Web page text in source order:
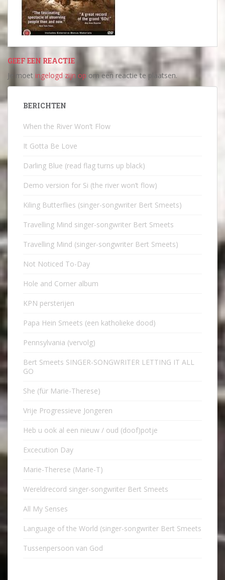
GEEF EEN REACTIE
Je moet ingelogd zijn op om een reactie te plaatsen.
BERICHTEN
When the River Won’t Flow
It Gotta Be Love
Darling Blue (read flag turns up black)
Demo version for Si (the river won’t flow)
Kiling Butterflies (singer-songwriter Bert Smeets)
Travelling Mind singer-songwriter Bert Smeets
Travelling Mind (singer-songwriter Bert Smeets)
Not Noticed To-Day
Hole and Corner album
KPN persterijen
Papa Hein Smeets (een katholieke dood)
Pennsylvania (vervolg)
Bert Smeets SINGER-SONGWRITER LETTING IT ALL
GO
She (für Marie-Therese)
Vrije Progressieve Jongeren
Heb u ook al een nieuw / oud (doof)potje
Excecution Day
Marie-Therese (Marie-T)
Wereldrecord singer-songwriter Bert Smeets
All My Senses
Language of the World (singer-songwriter Bert Smeets
Tussenpersoon van God